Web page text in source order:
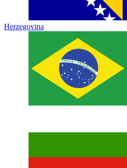
Herzegovina